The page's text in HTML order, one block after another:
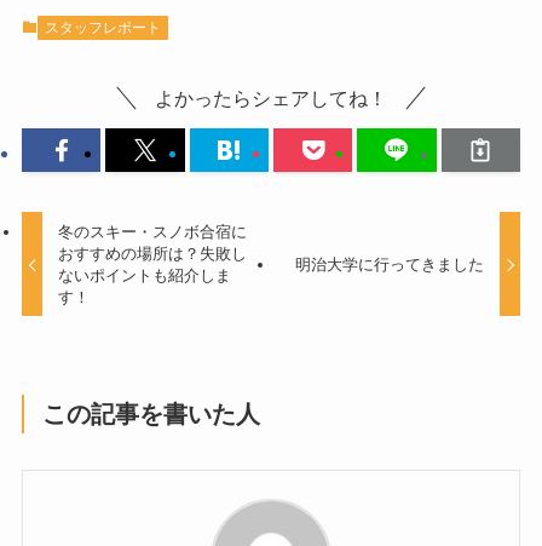
スタッフレポート
よかったらシェアしてね！
冬のスキー・スノボ合宿に
おすすめの場所は？失敗し
ないポイントも紹介しま
す！
明治大学に行ってきました
この記事を書いた人